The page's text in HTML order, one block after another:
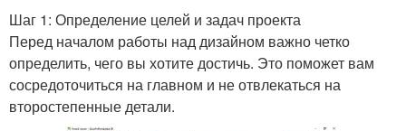
Шаг 1: Определение целей и задач проекта
Перед началом работы над дизайном важно четко
определить, чего вы хотите достичь. Это поможет вам
сосредоточиться на главном и не отвлекаться на
второстепенные детали.